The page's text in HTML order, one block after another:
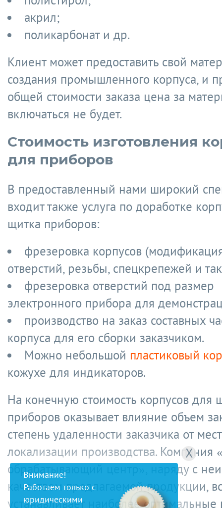
акрил;
поликарбонат и др.
Клиент может предоставить свой
создания промышленного корпуса, и
общей стоимости заказа цена за
включаться не будет.
Стоимость изготовления
для приборов
В предоставленный нами широкий
входит также услуга по доработке
щитка приборов:
фрезеровка корпусов
отверстий, резьбы, спецкрепежей и
фрезеровка отверстий под размер
электронного прибора для
производство на заказ составных
корпуса для его сборки заказчиком.
Можно небольшой пластиковый
кожухе для индикаторов.
На конечную стоимость корпусов для
приборов оказывает влияние объем
степень удаленности заказчика от
локализации производства. Компания
обрабатывающий центр», наряду с
качеством предлагаемой продукции,
устанавливает наиболее
X
Внимание!
Работаем только с
юридическими